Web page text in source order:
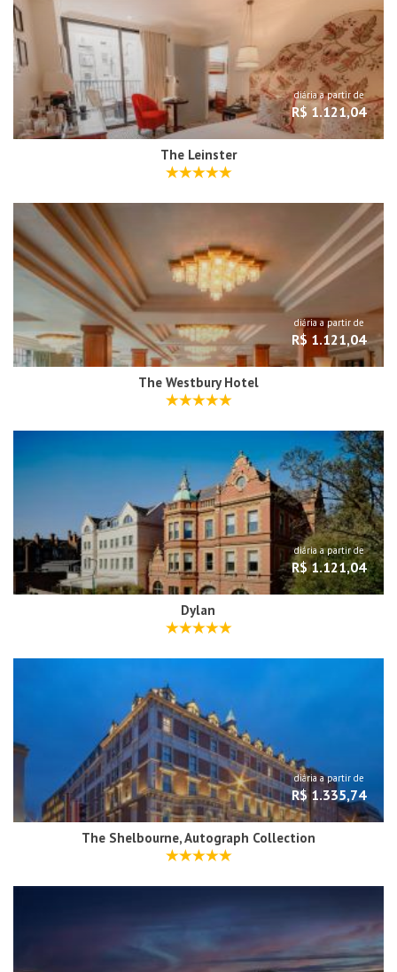
diária a partir de
R$ 1.121,04
The Leinster
diária a partir de
R$ 1.121,04
The Westbury Hotel
diária a partir de
R$ 1.121,04
Dylan
diária a partir de
R$ 1.335,74
The Shelbourne, Autograph Collection